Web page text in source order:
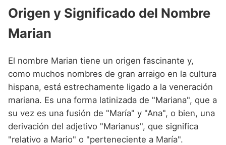
Nombres de niño que empiezan por P
Nombres de niño que empiezan por Q
Nombres de niño que empiezan por R
Nombres de niño que empiezan por S
Nombres de niño que empiezan por T
Nombres de niño que empiezan por U
Nombres de niño que empiezan por V
Nombres de Niño Valencianos
Nombres de Niño Rumanos
Nombres de Niño Suecos
Origen y Significado del Nombre
Marian
El nombre Marian tiene un origen fascinante y,
como muchos nombres de gran arraigo en la cultura
hispana, está estrechamente ligado a la veneración
mariana. Es una forma latinizada de "Mariana", que a
su vez es una fusión de "María" y "Ana", o bien, una
derivación del adjetivo "Marianus", que significa
"relativo a Mario" o "perteneciente a María".